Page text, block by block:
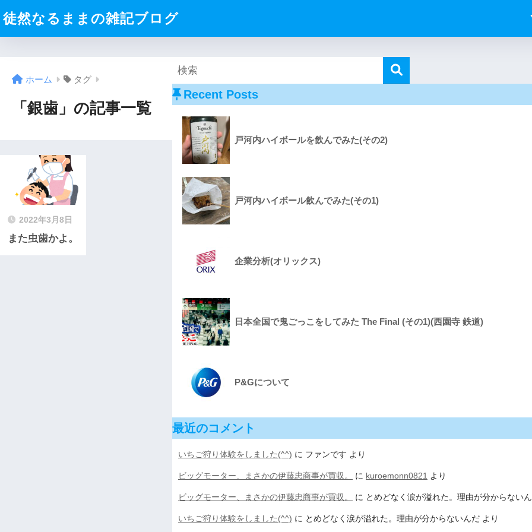
徒然なるままの雑記ブログ
ホーム タグ
「銀歯」の記事一覧
2022年3月8日
また虫歯かよ。
Recent Posts
戸河内ハイボールを飲んでみた(その2)
戸河内ハイボール飲んでみた(その1)
企業分析(オリックス)
日本全国で鬼ごっこをしてみた The Final (その1)(西園寺 鉄道)
P&Gについて
最近のコメント
いちご狩り体験をしました(^^) に ファンです より
ビッグモーター、まさかの伊藤忠商事が買収。 に kuroemonn0821 より
ビッグモーター、まさかの伊藤忠商事が買収。 に とめどなく涙が溢れた。理由が分からない
いちご狩り体験をしました(^^) に とめどなく涙が溢れた。理由が分からないんだ より